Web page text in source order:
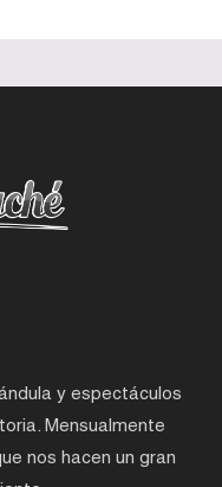
y espectáculos
Mensualmente
nos hacen un gran